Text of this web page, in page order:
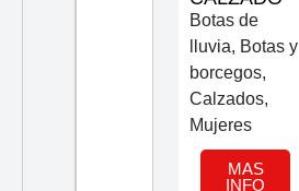
Botas de
lluvia, Botas y
borcegos,
Calzados,
Mujeres
MAS
INFO